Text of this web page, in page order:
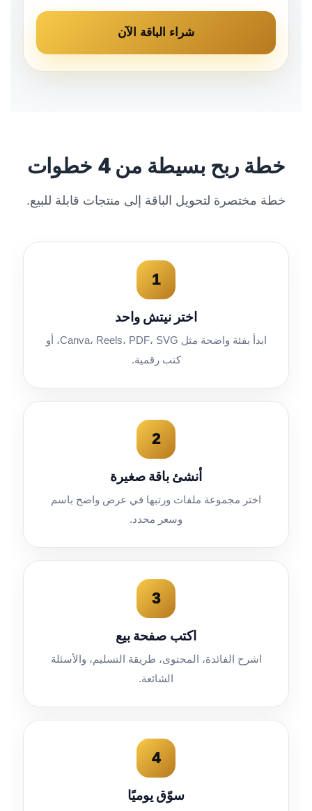
شراء الباقة الآن
خطة ربح بسيطة من 4 خطوات
خطة مختصرة لتحويل الباقة إلى منتجات قابلة للبيع.
1
اختر نيتش واحد
ابدأ بفئة واضحة مثل Canva، Reels، PDF، SVG، أو
كتب رقمية.
2
أنشئ باقة صغيرة
اختر مجموعة ملفات ورتبها في عرض واضح باسم
وسعر محدد.
3
اكتب صفحة بيع
اشرح الفائدة، المحتوى، طريقة التسليم، والأسئلة
الشائعة.
4
سوّق يوميًا